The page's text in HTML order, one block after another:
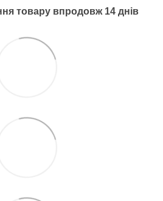
товару впродовж 14 днів